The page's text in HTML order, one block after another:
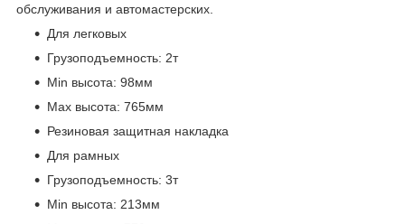
обслуживания и автомастерских.
Для легковых
Грузоподъемность: 2т
Min высота: 98мм
Max высота: 765мм
Резиновая защитная накладка
Для рамных
Грузоподъемность: 3т
Min высота: 213мм